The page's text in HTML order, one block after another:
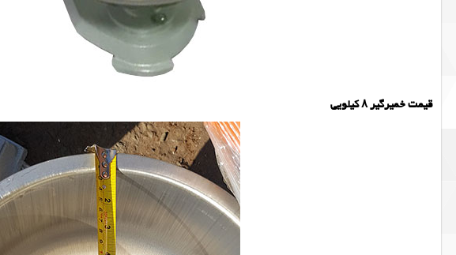
قیمت خمیرگیر ۸ کیلویی